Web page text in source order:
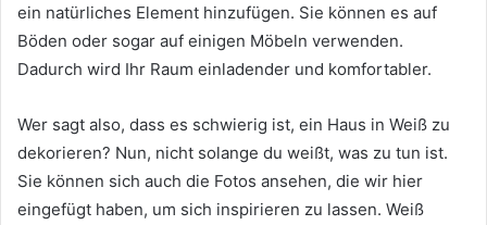
ein natürliches Element hinzufügen. Sie können es auf
Böden oder sogar auf einigen Möbeln verwenden.
Dadurch wird Ihr Raum einladender und komfortabler.
Wer sagt also, dass es schwierig ist, ein Haus in Weiß zu
dekorieren? Nun, nicht solange du weißt, was zu tun ist.
Sie können sich auch die Fotos ansehen, die wir hier
eingefügt haben, um sich inspirieren zu lassen. Weiß